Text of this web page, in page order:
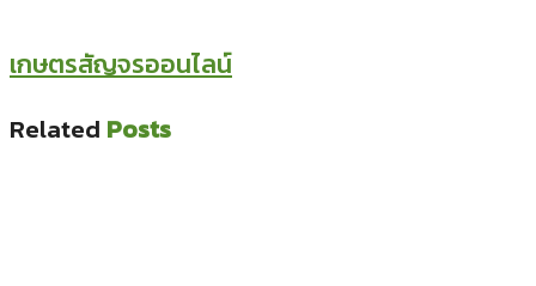
เกษตรสัญจรออนไลน์
Related Posts